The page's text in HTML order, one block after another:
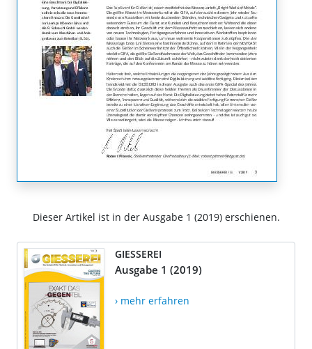
Dieser Artikel ist in der Ausgabe 1 (2019) erschienen.
GIESSEREI
Ausgabe 1 (2019)
› mehr erfahren